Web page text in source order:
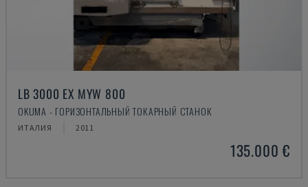
LB 3000 EX MYW 800
OKUMA - ГОРИЗОНТАЛЬНЫЙ ТОКАРНЫЙ СТАНОК
ИТАЛИЯ 2011
135.000 €